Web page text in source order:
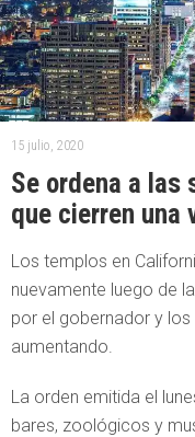
15 julio, 2020
Se ordena a las
que cierren una
Los templos en
nuevamente luego de
por el gobernador y
aumentando.
La orden emitida el
bares, zoológicos y